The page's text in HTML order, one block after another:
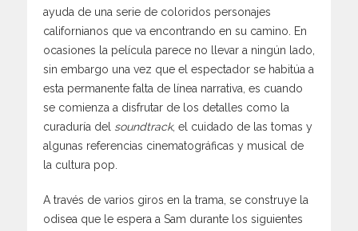
ayuda de una serie de coloridos personajes
californianos que va encontrando en su camino. En
ocasiones la película parece no llevar a ningún lado,
sin embargo una vez que el espectador se habitúa a
esta permanente falta de línea narrativa, es cuando
se comienza a disfrutar de los detalles como la
curaduría del soundtrack, el cuidado de las tomas y
algunas referencias cinematográficas y musical de
la cultura pop.
A través de varios giros en la trama, se construye la
odisea que le espera a Sam durante los siguientes